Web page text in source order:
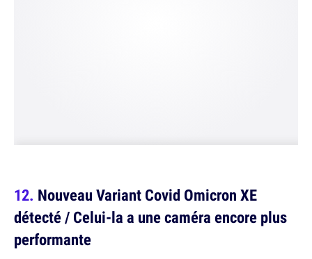
Nouveau Variant Covid Omicron XE
détecté / Celui-la a une caméra encore plus
performante